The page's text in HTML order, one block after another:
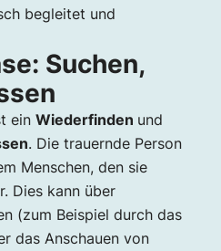
begleitet und
Suchen,
ein Wiederfinden und
. Die trauernde Person
Menschen, den sie
Dies kann über
(zum Beispiel durch das
das Anschauen von